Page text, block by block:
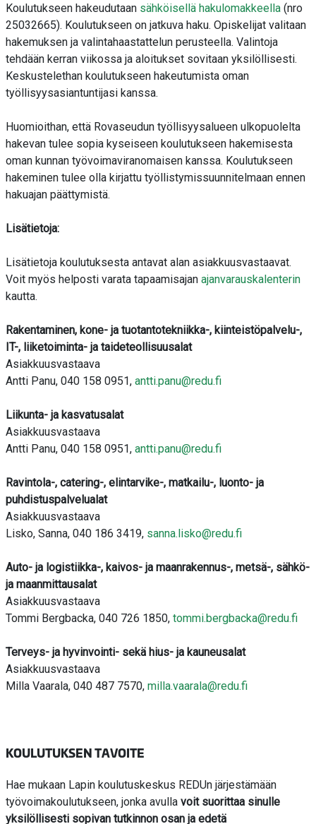
Koulutukseen hakeudutaan sähköisellä hakulomakkeella (nro
25032665). Koulutukseen on jatkuva haku. Opiskelijat valitaan
hakemuksen ja valintahaastattelun perusteella. Valintoja
tehdään kerran viikossa ja aloitukset sovitaan yksilöllisesti.
Keskustelethan koulutukseen hakeutumista oman
työllisyysasiantuntijasi kanssa.
Huomioithan, että Rovaseudun työllisyysalueen ulkopuolelta
hakevan tulee sopia kyseiseen koulutukseen hakemisesta
oman kunnan työvoimaviranomaisen kanssa. Koulutukseen
hakeminen tulee olla kirjattu työllistymissuunnitelmaan ennen
hakuajan päättymistä.
Lisätietoja:
Lisätietoja koulutuksesta antavat alan asiakkuusvastaavat.
Voit myös helposti varata tapaamisajan ajanvarauskalenterin
kautta.
Rakentaminen, kone- ja tuotantotekniikka-, kiinteistöpalvelu-,
IT-, liiketoiminta- ja taideteollisuusalat
Asiakkuusvastaava
Antti Panu, 040 158 0951, antti.panu@redu.fi
Liikunta- ja kasvatusalat
Asiakkuusvastaava
Antti Panu, 040 158 0951, antti.panu@redu.fi
Ravintola-, catering-, elintarvike-, matkailu-, luonto- ja
puhdistuspalvelualat
Asiakkuusvastaava
Lisko, Sanna, 040 186 3419, sanna.lisko@redu.fi
Auto- ja logistiikka-, kaivos- ja maanrakennus-, metsä-, sähkö-
ja maanmittausalat
Asiakkuusvastaava
Tommi Bergbacka, 040 726 1850, tommi.bergbacka@redu.fi
Terveys- ja hyvinvointi- sekä hius- ja kauneusalat
Asiakkuusvastaava
Milla Vaarala, 040 487 7570, milla.vaarala@redu.fi
KOULUTUKSEN TAVOITE
Hae mukaan Lapin koulutuskeskus REDUn järjestämään
työvoimakoulutukseen, jonka avulla voit suorittaa sinulle
yksilöllisesti sopivan tutkinnon osan ja edetä